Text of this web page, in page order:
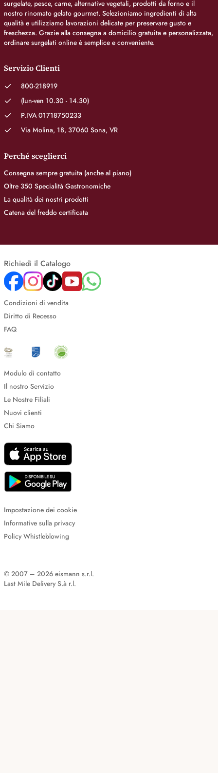
surgelate, pesce, carne, alternative vegetali, prodotti da forno e il
nostro rinomato gelato gourmet. Selezioniamo ingredienti di alta
qualità e utilizziamo lavorazioni delicate per preservare gusto e
freschezza. Grazie alla consegna a domicilio gratuita e personalizzata,
ordinare surgelati online è semplice e conveniente.
Servizio Clienti
800-218919
(lun-ven 10.30 - 14.30)
P.IVA 01718750233
Via Molina, 18, 37060 Sona, VR
Perché sceglierci
Consegna sempre gratuita (anche al piano)
Oltre 350 Specialità Gastronomiche
La qualità dei nostri prodotti
Catena del freddo certificata
Richiedi il Catalogo
Condizioni di vendita
Diritto di Recesso
FAQ
Modulo di contatto
Il nostro Servizio
Le Nostre Filiali
Nuovi clienti
Chi Siamo
Impostazione dei cookie
Informative sulla privacy
Policy Whistleblowing
© 2007 – 2026 eismann s.r.l.
Last Mile Delivery S.à r.l.